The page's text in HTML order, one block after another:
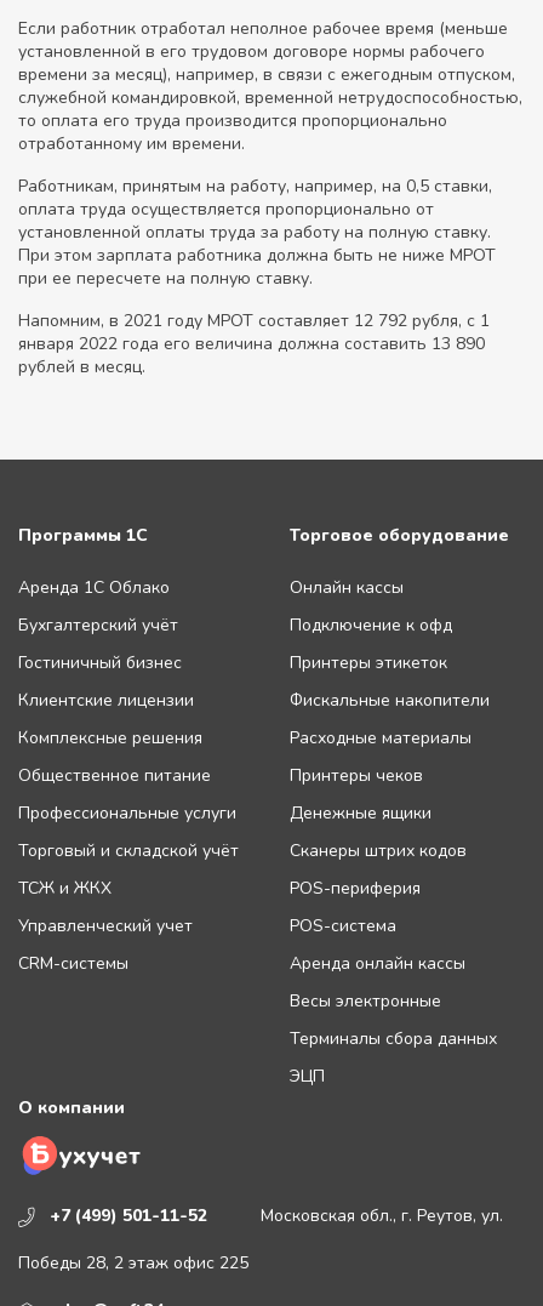
Если работник отработал неполное рабочее время (меньше
установленной в его трудовом договоре нормы рабочего
времени за месяц), например, в связи с ежегодным отпуском,
служебной командировкой, временной нетрудоспособностью,
то оплата его труда производится пропорционально
отработанному им времени.
Работникам, принятым на работу, например, на 0,5 ставки,
оплата труда осуществляется пропорционально от
установленной оплаты труда за работу на полную ставку.
При этом зарплата работника должна быть не ниже МРОТ
при ее пересчете на полную ставку.
Напомним, в 2021 году МРОТ составляет 12 792 рубля, с 1
января 2022 года его величина должна составить 13 890
рублей в месяц.
+7 (499) 501-11-52 Московская обл., г. Реутов, ул.
Победы 28, 2 этаж офис 225
Программы 1С
Аренда 1С Облако
Бухгалтерский учёт
Гостиничный бизнес
Клиентские лицензии
Комплексные решения
Общественное питание
Профессиональные услуги
Торговый и складской учёт
ТСЖ и ЖКХ
Управленческий учет
CRM-системы
Торговое оборудование
Онлайн кассы
Подключение к офд
Принтеры этикеток
Фискальные накопители
Расходные материалы
Принтеры чеков
Денежные ящики
Сканеры штрих кодов
POS-периферия
POS-система
Аренда онлайн кассы
Весы электронные
Терминалы сбора данных
ЭЦП
О компании